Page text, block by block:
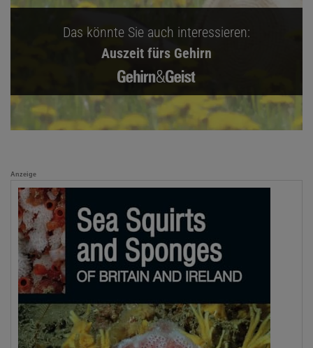
Das könnte Sie auch interessieren:
Auszeit fürs Gehirn
Anzeige